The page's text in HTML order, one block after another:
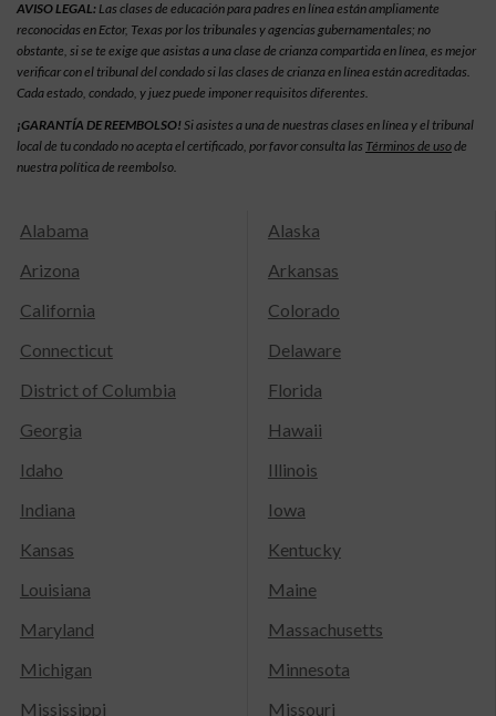
AVISO LEGAL:Las clases de educación para padres en línea están ampliamente
reconocidas en Ector, Texas por los tribunales y agencias gubernamentales; no
obstante, si se te exige que asistas a una clase de crianza compartida en línea, es mejor
verificar con el tribunal del condado si las clases de crianza en línea están acreditadas.
Cada estado, condado, y juez puede imponer requisitos diferentes.
¡GARANTÍA DE REEMBOLSO! Si asistes a una de nuestras clases en línea y el tribunal
local de tu condado no acepta el certificado, por favor consulta las Términos de usode
nuestra política de reembolso.
Alabama
Alaska
Arizona
Arkansas
California
Colorado
Connecticut
Delaware
District of Columbia
Florida
Georgia
Hawaii
Idaho
Illinois
Indiana
Iowa
Kansas
Kentucky
Louisiana
Maine
Maryland
Massachusetts
Michigan
Minnesota
Mississippi
Missouri